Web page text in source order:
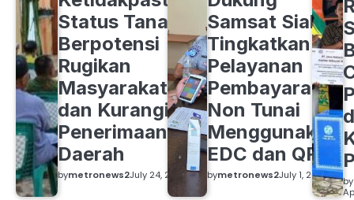
Status Tanah
Berpotensi
Rugikan
Masyarakat
dan Kurangi
Penerimaan
Daerah
bymetronews2July 24, 2026
Samsat Siak
Tingkatkan
Pelayanan
Pembayaran
Non Tunai
Menggunakan
EDC dan QRIS
bymetronews2July 1, 2026 by